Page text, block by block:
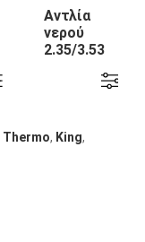
Αντλία
νερού
2.35/3.53
Thermo, King,